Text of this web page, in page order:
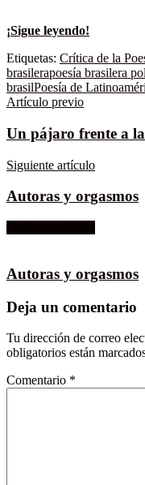
¡Sigue leyendo!
Etiquetas: Crítica de la
brasilerapoesía brasilera
brasilPoesía de
Artículo previo
Un pájaro frente a
Siguiente artículo
Autoras y orgasmos
Autoras y orgasmos
Deja un comentario
Tu dirección de correo
obligatorios están
Comentario *